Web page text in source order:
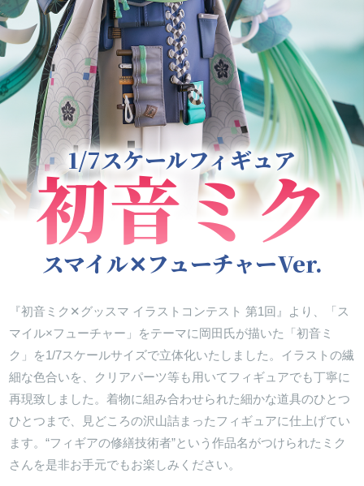
1/7スケールフィギュア
初音ミク
スマイル✕フューチャーVer.
『初音ミク✕グッスマ イラストコンテスト 第1回』より、「ス
マイル×フューチャー」をテーマに岡田氏が描いた「初音ミ
ク」を1/7スケールサイズで立体化いたしました。イラストの繊
細な色合いを、クリアパーツ等も用いてフィギュアでも丁寧に
再現致しました。着物に組み合わせられた細かな道具のひとつ
ひとつまで、見どころの沢山詰まったフィギュアに仕上げてい
ます。“フィギアの修繕技術者”という作品名がつけられたミク
さんを是非お手元でもお楽しみください。